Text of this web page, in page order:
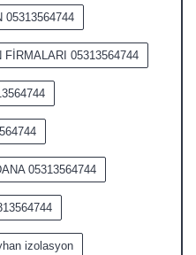
05313564744
05313564744
05313564744
izolasyon